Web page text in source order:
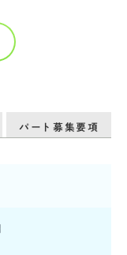
パート募集要項